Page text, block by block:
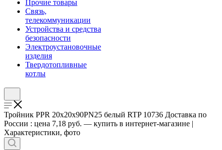
Прочие товары
Связь,
телекоммуникации
Устройства и средства
безопасности
Электроустановочные
изделия
Твердотопливные
котлы
Тройник PPR 20х20х90PN25 белый RTP 10736 Доставка по
России : цена 7,18 руб. — купить в интернет-магазине |
Характеристики, фото